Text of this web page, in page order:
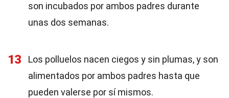
son incubados por ambos padres durante
unas dos semanas.
13
Los polluelos nacen ciegos y sin plumas, y son
alimentados por ambos padres hasta que
pueden valerse por sí mismos.